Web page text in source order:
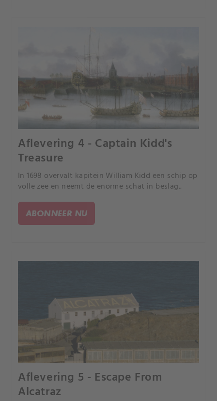
Aflevering 4 - Captain Kidd's
Treasure
In 1698 overvalt kapitein William Kidd een schip op
volle zee en neemt de enorme schat in beslag..
ABONNEER NU
Aflevering 5 - Escape From
Alcatraz